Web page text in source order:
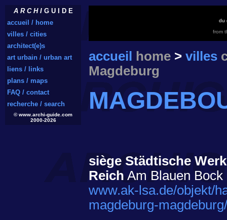
A R C H IG U I D E
accueil / home
villes / cities
architect(e)s
art urbain / urban art
liens / links
plans / maps
FAQ / contact
recherche / search
© www.archi-guide.com
2000-2026
du
from
accueil home > villes
Magdeburg
siège Städtische
Reich Am Blauen
www.ak-lsa.de/objekt/
magdeburg-magdeburg/